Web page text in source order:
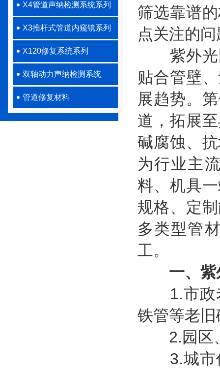
X4管道声纳检测系统系列
X3推杆式管道内窥镜系列
X120修复系统系列
双轴动力声纳检测系统
管道修复材料
筛选靠谱
点关注的
紫外光固
贴合管壁
展趋势。
道，拓展
碱腐蚀、
为行业主
料、机具
规格、定
多类型管
工。
一、
1.市政老
铁管等老
2.园区、
3.城市低